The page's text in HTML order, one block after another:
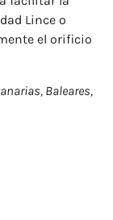
Lince o
el orificio
Baleares,